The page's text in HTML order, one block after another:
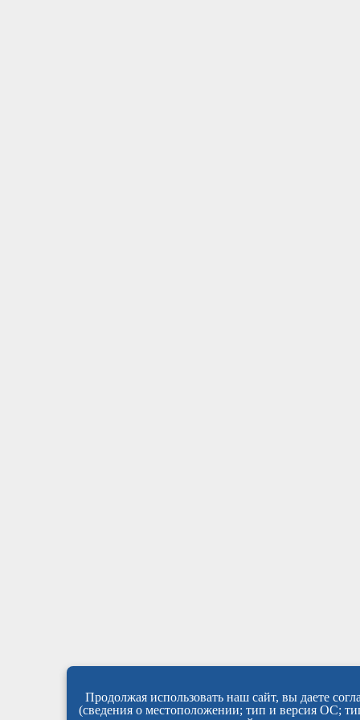
Продолжая использовать наш сайт, вы даете
(сведения о местоположении; тип и версия ОС;